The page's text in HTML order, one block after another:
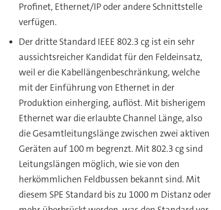
Profinet, Ethernet/IP oder andere Schnittstelle
verfügen.
Der dritte Standard IEEE 802.3 cg ist ein sehr
aussichtsreicher Kandidat für den Feldeinsatz,
weil er die Kabellängenbeschränkung, welche
mit der Einführung von Ethernet in der
Produktion einherging, auflöst. Mit bisherigem
Ethernet war die erlaubte Channel Länge, also
die Gesamtleitungslänge zwischen zwei aktiven
Geräten auf 100 m begrenzt. Mit 802.3 cg sind
Leitungslängen möglich, wie sie von den
herkömmlichen Feldbussen bekannt sind. Mit
diesem SPE Standard bis zu 1000 m Distanz oder